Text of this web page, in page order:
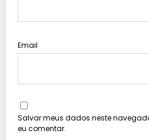
Email
Salvar meus dados neste
eu comentar.